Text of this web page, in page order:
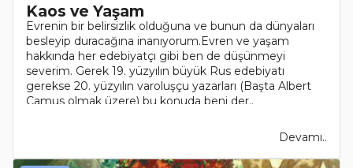
Kaos ve Yaşam
Evrenin bir belirsizlik olduğuna ve bunun da dünyaları
besleyip duracağına inanıyorum.Evren ve yaşam
hakkında her edebiyatçı gibi ben de düşünmeyi
severim. Gerek 19. yüzyılın büyük Rus edebiyatı
gerekse 20. yüzyılın varoluşçu yazarları (Başta Albert
Camus olmak üzere) bu konuda beni der..
Devamı..